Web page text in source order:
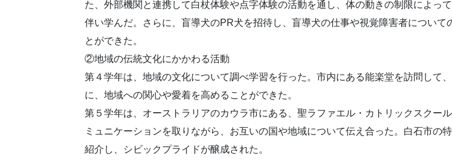
た、外部機関と連携して白杖体験や点字体験の活動を通し、体の動きの制限によっ
伴い学んだ。さらに、盲導犬のPR犬を招待し、盲導犬の仕事や視覚障害者につい
とができた。
②地域の伝統文化にかかわる活動
第４学年は、地域の文化について調べ学習を行った。市内にある能楽堂を訪問して
に、地域への関心や愛着を高めることができた。
第５学年は、オーストラリアのカウラ市にある、聖ラファエル・カトリックスクー
ミュニケーションを取りながら、お互いの国や地域について伝え合った。白石市の
紹介し、シビックプライドが醸成された。